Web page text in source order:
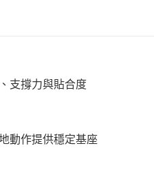
支撐力與貼合度
動作提供穩定基座